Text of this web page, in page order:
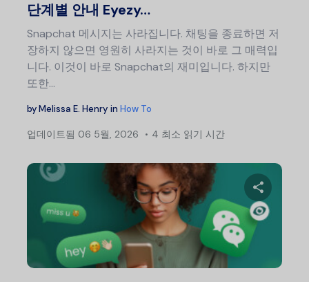
단계별 안내 Eyezy…
Snapchat 메시지는 사라집니다. 채팅을 종료하면 저
장하지 않으면 영원히 사라지는 것이 바로 그 매력입
니다. 이것이 바로 Snapchat의 재미입니다. 하지만
또한...
byMelissa E. Henry in How To
업데이트됨 06 5월, 2026 4 최소 읽기 시간
이 글